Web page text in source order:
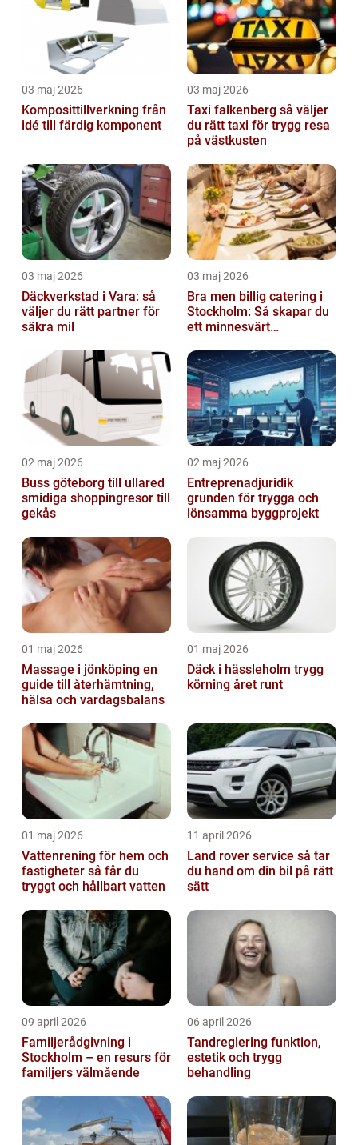
03 maj 2026
Komposittillverkning från
idé till färdig komponent
03 maj 2026
Taxi falkenberg så väljer
du rätt taxi för trygg resa
på västkusten
03 maj 2026
Däckverkstad i Vara: så
väljer du rätt partner för
säkra mil
03 maj 2026
Bra men billig catering i
Stockholm: Så skapar du
ett minnesvärt
02 maj 2026
Buss göteborg till ullared
smidiga shoppingresor till
gekås
02 maj 2026
Entreprenadjuridik
grunden för trygga och
lönsamma byggprojekt
01 maj 2026
Massage i jönköping en
guide till återhämtning,
hälsa och vardagsbalans
01 maj 2026
Däck i hässleholm trygg
körning året runt
01 maj 2026
Vattenrening för hem och
fastigheter så får du
tryggt och hållbart vatten
11 april 2026
Land rover service så tar
du hand om din bil på rätt
sätt
09 april 2026
Familjerådgivning i
Stockholm – en resurs för
familjers välmående
06 april 2026
Tandreglering funktion,
estetik och trygg
behandling